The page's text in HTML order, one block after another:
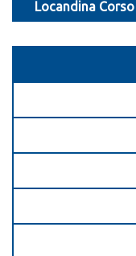
Locandina Corso